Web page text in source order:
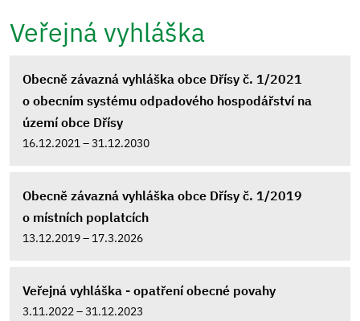
Veřejná vyhláška
Obecně závazná vyhláška obce Dřísy č. 1/2021
o obecním systému odpadového hospodářství na
území obce Dřísy
16.12.2021 – 31.12.2030
Obecně závazná vyhláška obce Dřísy č. 1/2019
o místních poplatcích
13.12.2019 – 17.3.2026
Veřejná vyhláška - opatření obecné povahy
3.11.2022 – 31.12.2023